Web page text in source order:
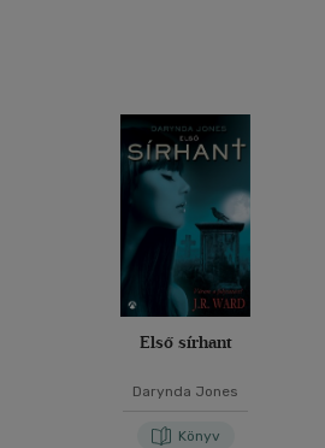
Első sírhant
Darynda Jones
Könyv